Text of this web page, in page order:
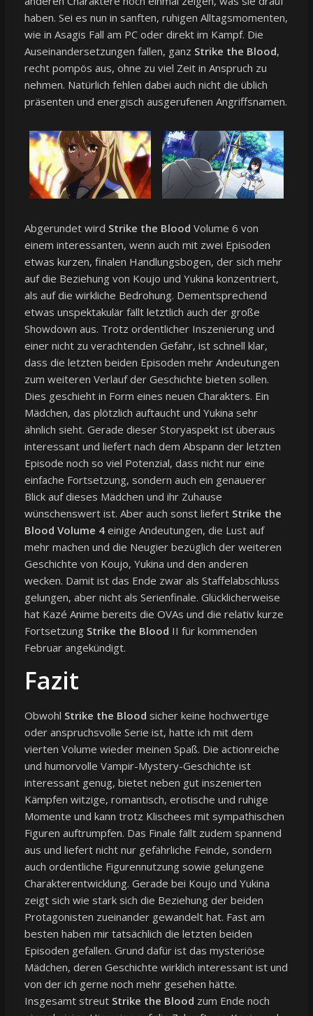
haben. Sei es nun in sanften, ruhigen Alltagsmomenten,
wie in Asagis Fall am PC oder direkt im Kampf. Die
Auseinandersetzungen fallen, ganz Strike the Blood,
recht pompös aus, ohne zu viel Zeit in Anspruch zu
nehmen. Natürlich fehlen dabei auch nicht die üblich
präsenten und energisch ausgerufenen Angriffsnamen.
Abgerundet wird Strike the Blood Volume 6 von
einem interessanten, wenn auch mit zwei Episoden
etwas kurzen, finalen Handlungsbogen, der sich mehr
auf die Beziehung von Koujo und Yukina konzentriert,
als auf die wirkliche Bedrohung. Dementsprechend
etwas unspektakulär fällt letztlich auch der große
Showdown aus. Trotz ordentlicher Inszenierung und
einer nicht zu verachtenden Gefahr, ist schnell klar,
dass die letzten beiden Episoden mehr Andeutungen
zum weiteren Verlauf der Geschichte bieten sollen.
Dies geschieht in Form eines neuen Charakters. Ein
Mädchen, das plötzlich auftaucht und Yukina sehr
ähnlich sieht. Gerade dieser Storyaspekt ist überaus
interessant und liefert nach dem Abspann der letzten
Episode noch so viel Potenzial, dass nicht nur eine
einfache Fortsetzung, sondern auch ein genauerer
Blick auf dieses Mädchen und ihr Zuhause
wünschenswert ist. Aber auch sonst liefert Strike the
Blood Volume 4einige Andeutungen, die Lust auf
mehr machen und die Neugier bezüglich der weiteren
Geschichte von Koujo, Yukina und den anderen
wecken. Damit ist das Ende zwar als Staffelabschluss
gelungen, aber nicht als Serienfinale. Glücklicherweise
hat Kazé Anime bereits die OVAs und die relativ kurze
Fortsetzung Strike the Blood II für kommenden
Februar angekündigt.
Fazit
Obwohl Strike the Blood sicher keine hochwertige
oder anspruchsvolle Serie ist, hatte ich mit dem
vierten Volume wieder meinen Spaß. Die actionreiche
und humorvolle Vampir-Mystery-Geschichte ist
interessant genug, bietet neben gut inszenierten
Kämpfen witzige, romantisch, erotische und ruhige
Momente und kann trotz Klischees mit sympathischen
Figuren auftrumpfen. Das Finale fällt zudem spannend
aus und liefert nicht nur gefährliche Feinde, sondern
auch ordentliche Figurennutzung sowie gelungene
Charakterentwicklung. Gerade bei Koujo und Yukina
zeigt sich wie stark sich die Beziehung der beiden
Protagonisten zueinander gewandelt hat. Fast am
besten haben mir tatsächlich die letzten beiden
Episoden gefallen. Grund dafür ist das mysteriöse
Mädchen, deren Geschichte wirklich interessant ist und
von der ich gerne noch mehr gesehen hätte.
Insgesamt streut Strike the Blood zum Ende noch